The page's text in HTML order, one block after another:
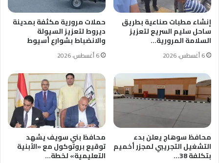
إنشاء مطبات صناعية بطريق
ساحل سليم السريع لتعزيز
السلامة المرورية…
6 أغسطس، 2026
حملات مرورية مكثفة بمدينة
ديروط لتعزيز السيولة
والانضباط بشوارع أسيوط
6 أغسطس، 2026
محافظ سوهاج يعلن بدء
التشغيل التجريبي لمجزر أخميم
بتكلفة 38…
محافظ بني سويف يشهد
توقيع بروتوكول مع «الأبنية
التعليمية» لخطة…